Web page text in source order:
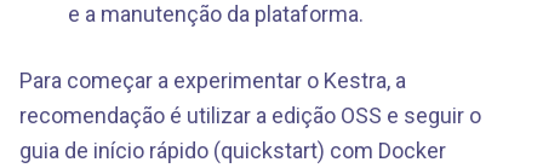
e a manutenção da plataforma.
Para começar a experimentar o Kestra, a
recomendação é utilizar a edição OSS e seguir o
guia de início rápido (quickstart) com Docker